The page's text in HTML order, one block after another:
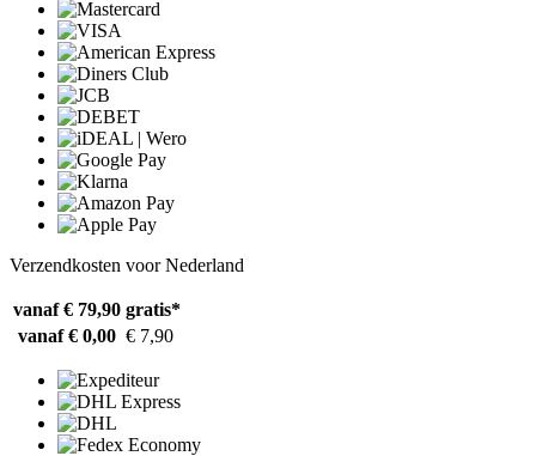
Verzendkosten voor Nederland
vanaf € 79,90 gratis*
vanaf € 0,00 € 7,90